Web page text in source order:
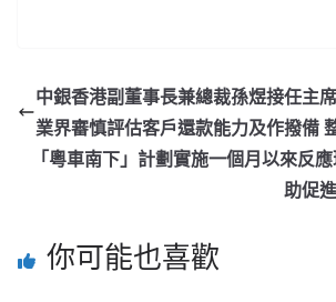
中銀香港副董事長兼總裁孫煜接任主
業界審慎評估客戶還款能力及作撥備
「粵車南下」計劃實施一個月以來反
助促
你可能也喜歡